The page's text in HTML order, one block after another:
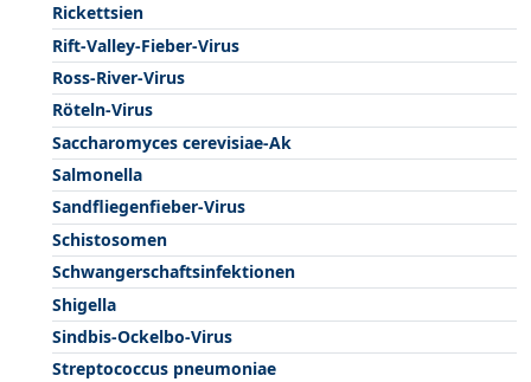
Rickettsien
Rift-Valley-Fieber-Virus
Ross-River-Virus
Röteln-Virus
Saccharomyces cerevisiae-Ak
Salmonella
Sandfliegenfieber-Virus
Schistosomen
Schwangerschaftsinfektionen
Shigella
Sindbis-Ockelbo-Virus
Streptococcus pneumoniae